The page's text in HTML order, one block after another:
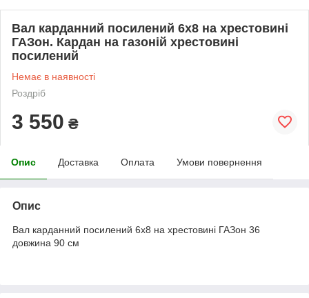
Вал карданний посилений 6х8 на хрестовині
ГАЗон. Кардан на газоній хрестовині
посилений
Немає в наявності
Роздріб
3 550 ₴
Опис Доставка Оплата Умови повернення
Опис
Вал карданний посилений 6х8 на хрестовині ГАЗон 36
довжина 90 см